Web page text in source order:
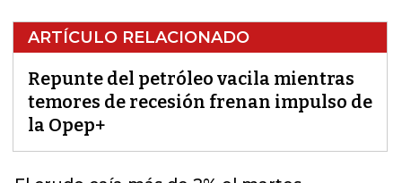
ARTÍCULO RELACIONADO
Repunte del petróleo vacila mientras
temores de recesión frenan impulso de
la Opep+